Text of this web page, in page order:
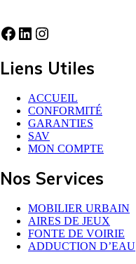
Liens Utiles
ACCUEIL
CONFORMITÉ
GARANTIES
SAV
MON COMPTE
Nos Services
MOBILIER URBAIN
AIRES DE JEUX
FONTE DE VOIRIE
ADDUCTION D’EAU